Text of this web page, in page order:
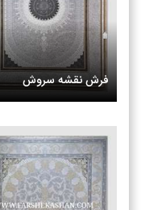
فرش نقشه سروش